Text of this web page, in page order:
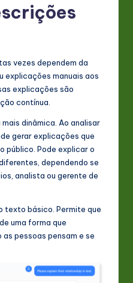
vezes dependem da
explicações manuais aos
explicações são
contínua.
dinâmica. Ao analisar
gerar explicações que
público. Pode explicar o
dependendo se
analista ou gerente de
texto básico. Permite que
uma forma que
pessoas pensam e se